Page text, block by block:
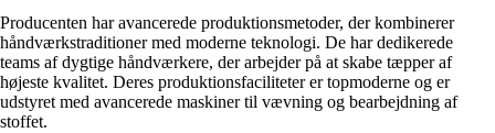
Producenten har avancerede produktionsmetoder, der kombinerer
håndværkstraditioner med moderne teknologi. De har dedikerede
teams af dygtige håndværkere, der arbejder på at skabe tæpper af
højeste kvalitet. Deres produktionsfaciliteter er topmoderne og er
udstyret med avancerede maskiner til vævning og bearbejdning af
stoffet.